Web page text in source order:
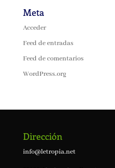
Meta
Acceder
Feed de entradas
Feed de comentarios
WordPress.org
Dirección
info@letropia.net